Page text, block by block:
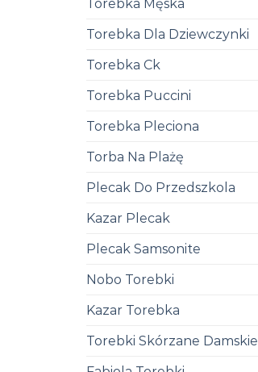
Torebka Męska
Torebka Dla Dziewczynki
Torebka Ck
Torebka Puccini
Torebka Pleciona
Torba Na Plażę
Plecak Do Przedszkola
Kazar Plecak
Plecak Samsonite
Nobo Torebki
Kazar Torebka
Torebki Skórzane Damskie